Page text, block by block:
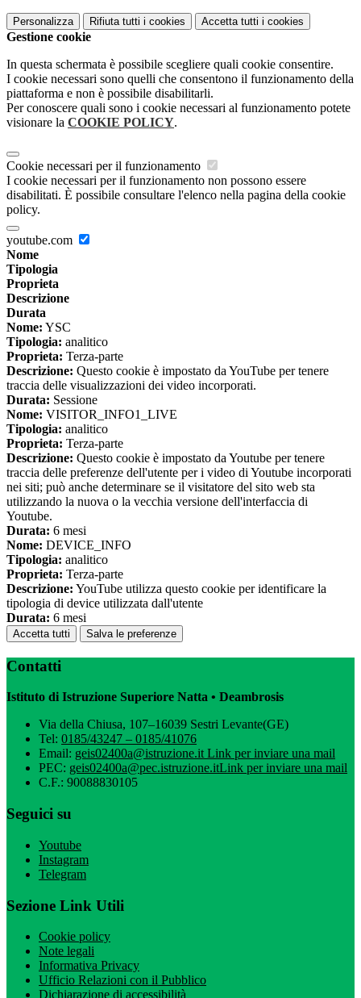
Personalizza Rifiuta tutti i cookies Accetta tutti i cookies
Gestione cookie
In questa schermata è possibile scegliere quali cookie consentire.
I cookie necessari sono quelli che consentono il funzionamento della
piattaforma e non è possibile disabilitarli.
Per conoscere quali sono i cookie necessari al funzionamento potete
visionare la COOKIE POLICY.
Cookie necessari per il funzionamento
I cookie necessari per il funzionamento non possono essere
disabilitati. È possibile consultare l'elenco nella pagina della cookie
policy.
youtube.com
Nome
Tipologia
Proprieta
Descrizione
Durata
Nome: YSC
Tipologia: analitico
Proprieta: Terza-parte
Descrizione: Questo cookie è impostato da YouTube per tenere
traccia delle visualizzazioni dei video incorporati.
Durata: Sessione
Nome: VISITOR_INFO1_LIVE
Tipologia: analitico
Proprieta: Terza-parte
Descrizione: Questo cookie è impostato da Youtube per tenere
traccia delle preferenze dell'utente per i video di Youtube incorporati
nei siti; può anche determinare se il visitatore del sito web sta
utilizzando la nuova o la vecchia versione dell'interfaccia di
Youtube.
Durata: 6 mesi
Nome: DEVICE_INFO
Tipologia: analitico
Proprieta: Terza-parte
Descrizione: YouTube utilizza questo cookie per identificare la
tipologia di device utilizzata dall'utente
Durata: 6 mesi
Accetta tutti Salva le preferenze
Contatti
Istituto di Istruzione Superiore Natta • Deambrosis
Via della Chiusa, 107–16039 Sestri Levante(GE)
Tel: 0185/43247 – 0185/41076
Email: geis02400a@istruzione.itLink per inviare una mail
PEC: geis02400a@pec.istruzione.itLink per inviare una mail
C.F.: 90088830105
Seguici su
Youtube
Instagram
Telegram
Sezione Link Utili
Cookie policy
Note legali
Informativa Privacy
Ufficio Relazioni con il Pubblico
Dichiarazione di accessibilità